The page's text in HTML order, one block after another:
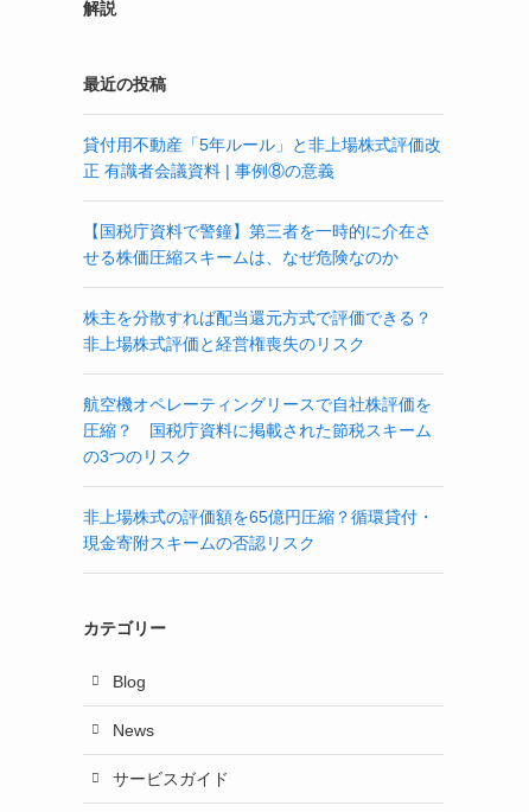
解説
最近の投稿
貸付用不動産「5年ルール」と非上場株式評価改
正 有識者会議資料 | 事例⑧の意義
【国税庁資料で警鐘】第三者を一時的に介在さ
せる株価圧縮スキームは、なぜ危険なのか
株主を分散すれば配当還元方式で評価できる？
非上場株式評価と経営権喪失のリスク
航空機オペレーティングリースで自社株評価を
圧縮？ 国税庁資料に掲載された節税スキーム
の3つのリスク
非上場株式の評価額を65億円圧縮？循環貸付・
現金寄附スキームの否認リスク
カテゴリー
Blog
News
サービスガイド